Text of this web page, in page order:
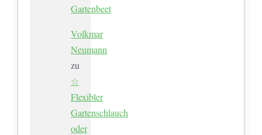
Gartenbeet
Volkmar
Neumann
zu
☆
Flexibler
Gartenschlauch
oder